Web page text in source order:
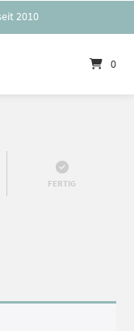
2010
0
FERTIG